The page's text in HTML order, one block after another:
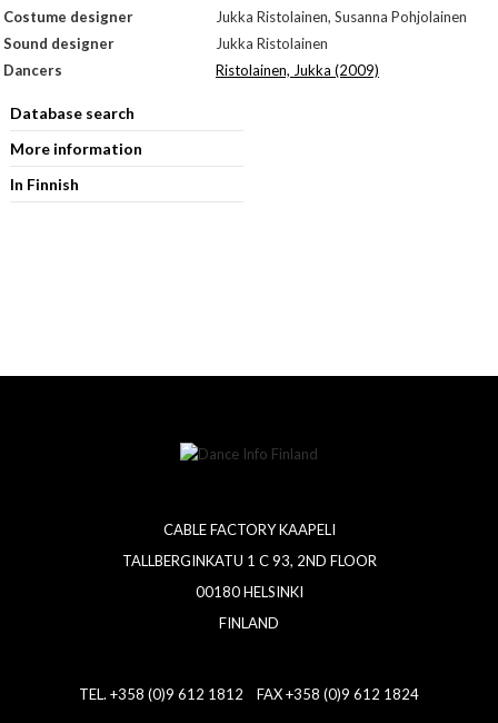
Costume designer
Jukka Ristolainen, Susanna Pohjolainen
Sound designer
Jukka Ristolainen
Dancers
Ristolainen, Jukka (2009)
Database search
More information
In Finnish
CABLE FACTORY KAAPELI
TALLBERGINKATU 1 C 93, 2ND FLOOR
00180 HELSINKI
FINLAND
TEL. +358 (0)9 612 1812 FAX +358 (0)9 612 1824